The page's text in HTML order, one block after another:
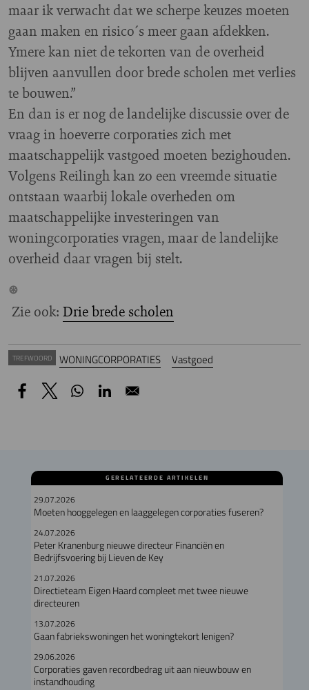
maar ik verwacht dat we scherpe keuzes moeten
gaan maken en risico´s meer gaan afdekken.
Ymere kan niet de tekorten van de overheid
blijven aanvullen door brede scholen met verlies
te bouwen.”
En dan is er nog de landelijke discussie over de
vraag in hoeverre corporaties zich met
maatschappelijk vastgoed moeten bezighouden.
Volgens Reilingh kan zo een vreemde situatie
ontstaan waarbij lokale overheden om
maatschappelijke investeringen van
woningcorporaties vragen, maar de landelijke
overheid daar vragen bij stelt.
Zie ook: Drie brede scholen
TREFWOORD WONINGCORPORATIES Vastgoed
GERELATEERDE ARTIKELEN
29.07.2026
Moeten hooggelegen en laaggelegen corporaties fuseren?
24.07.2026
Peter Kranenburg nieuwe directeur Financiën en
Bedrijfsvoering bij Lieven de Key
21.07.2026
Directieteam Eigen Haard compleet met twee nieuwe
directeuren
13.07.2026
Gaan fabriekswoningen het woningtekort lenigen?
29.06.2026
Corporaties gaven recordbedrag uit aan nieuwbouw en
instandhouding